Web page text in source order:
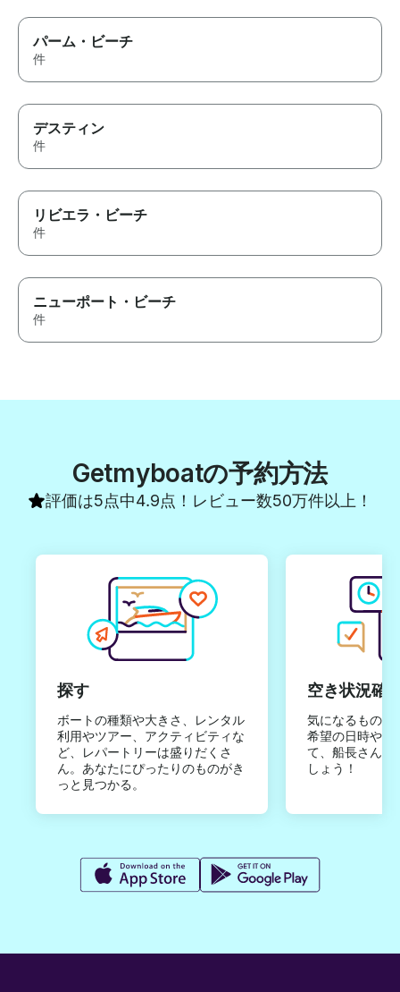
パーム・ビーチ
件
デスティン
件
リビエラ・ビーチ
件
ニューポート・ビーチ
件
Getmyboatの予約方法
評価は5点中4.9点！レビュー数50万件以上！
探す
ボートの種類や大きさ、レンタル
利用やツアー、アクティビティな
ど、レパートリーは盛りだくさ
ん。あなたにぴったりのものがき
っと見つかる。
空き状況確
気になるものは
希望の日時やご
て、船長さんか
しょう！